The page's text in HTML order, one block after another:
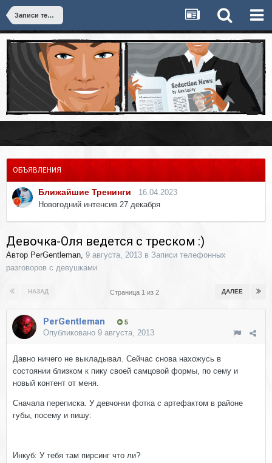
Записи телефонных разговоров с девушками
ОБЪЯВЛЕНИЯ
Ближайшие Тренинги
16.04.2023
Новогодний интенсив 27 декабря
Девочка-Оля ведется с треском :)
Автор PerGentleman, 9 августа, 2013 в Записи телефонных
разговоров с девушками
НАЗАД ДАЛЕЕ
Страница 1 из 2
PerGentleman 5
Опубликовано 9 августа, 2013
Давно ничего не выкладывал. Сейчас снова нахожусь в
состоянии близком к пику своей самцовой формы, по сему и
новый контент от меня.
Сначала переписка. У девчонки фотка с артефактом в районе
губы, посему и пишу:
Инкуб: У тебя там пирсинг что ли?